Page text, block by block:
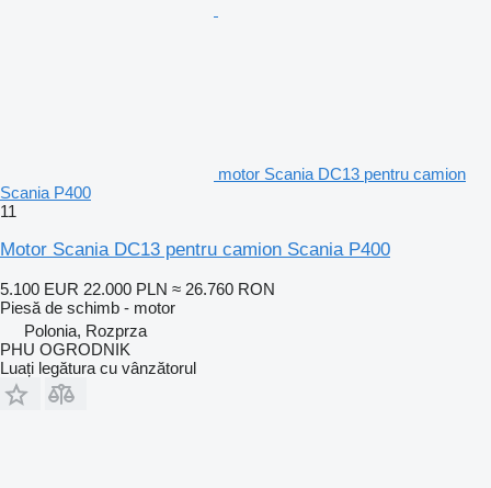
motor Scania DC13 pentru camion
Scania P400
11
Motor Scania DC13 pentru camion Scania P400
5.100 EUR 22.000 PLN ≈ 26.760 RON
Piesă de schimb - motor
Polonia, Rozprza
PHU OGRODNIK
Luați legătura cu vânzătorul